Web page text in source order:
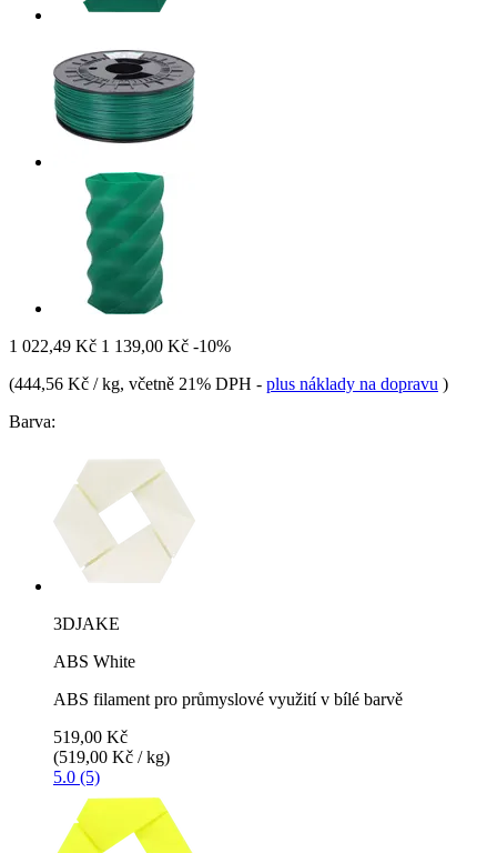
1 022,49 Kč 1 139,00 Kč -10%
(444,56 Kč / kg, včetně 21% DPH - plus náklady na dopravu )
Barva:
3DJAKE
ABS White
ABS filament pro průmyslové využití v bílé barvě
519,00 Kč
(519,00 Kč / kg)
5.0 (5)